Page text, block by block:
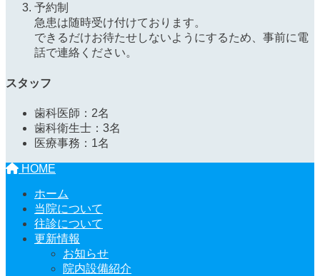
予約制
急患は随時受け付けております。
できるだけお待たせしないようにするため、事前に電
話で連絡ください。
スタッフ
歯科医師：2名
歯科衛生士：3名
医療事務：1名
HOME
ホーム
当院について
往診について
更新情報
お知らせ
院内設備紹介